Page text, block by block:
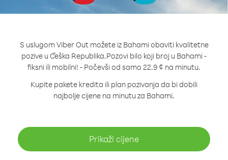
S uslugom Viber Out možete iz Bahami obaviti kvalitetne
pozive u Češka Republika.Pozovi bilo koji broj u Bahami -
fiksni ili mobilni! - Počevši od samo 22.9 ¢ na minutu.
Kupite pakete kredita ili plan pozivanja da bi dobili
najbolje cijene na minutu za Bahami.
Prikaži cijene